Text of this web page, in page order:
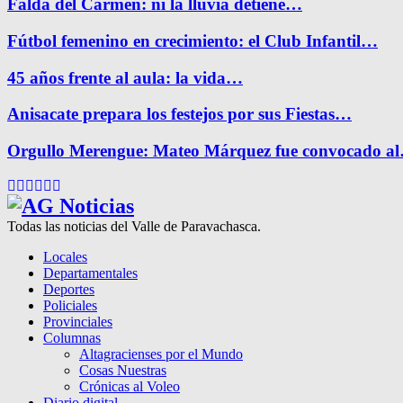
Falda del Carmen: ni la lluvia detiene…
Fútbol femenino en crecimiento: el Club Infantil…
45 años frente al aula: la vida…
Anisacate prepara los festejos por sus Fiestas…
Orgullo Merengue: Mateo Márquez fue convocado
Facebook
Twitter
Instagram
Pinterest
Google
Todas las noticias del Valle de Paravachasca.
Locales
Departamentales
Deportes
Policiales
Provinciales
Columnas
Altagracienses por el Mundo
Cosas Nuestras
Crónicas al Voleo